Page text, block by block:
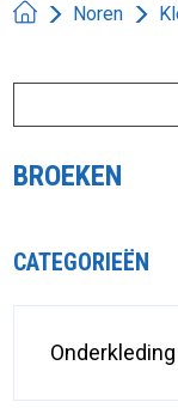
Noren
BROEKEN
CATEGORIEËN
Onderkleding